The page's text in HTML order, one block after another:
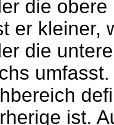
die
er kleiner,
die
ist.